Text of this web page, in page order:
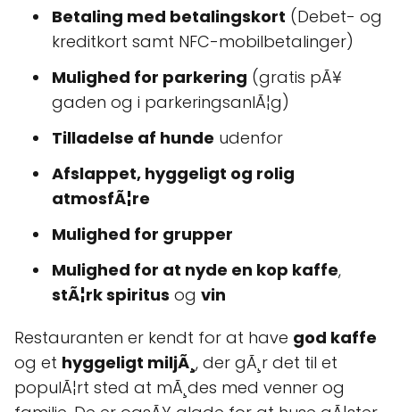
Betaling med betalingskort (Debet- og
kreditkort samt NFC-mobilbetalinger)
Mulighed for parkering (gratis pÃ¥
gaden og i parkeringsanlÃ¦g)
Tilladelse af hunde udenfor
Afslappet, hyggeligt og rolig
atmosfÃ¦re
Mulighed for grupper
Mulighed for at nyde en kop kaffe,
stÃ¦rk spiritus og vin
Restauranten er kendt for at have god kaffe
og et hyggeligt miljÃ¸, der gÃ¸r det til et
populÃ¦rt sted at mÃ¸des med venner og